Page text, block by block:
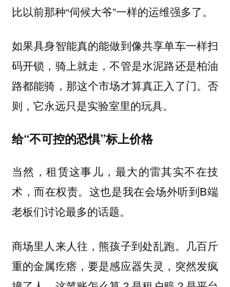
比以前那种“伺候大爷”一样的运维强多了。
如果具身智能真的能做到像共享单车一样扫
码开锁，骑上就走，不管是水泥路还是柏油
路都能骑，那这个市场才算真正入了门。否
则，它永远只是实验室里的玩具。
给“不可控的恐惧”标上价格
当然，租赁这事儿，最大的雷其实不在技
术，而在权责。这也是我在会场外听到B端
老板们讨论最多的话题。
商场里人来人往，熊孩子到处乱跑。几百斤
重的金属疙瘩，要是感应器失灵，突然发疯